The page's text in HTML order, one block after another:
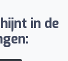
in de